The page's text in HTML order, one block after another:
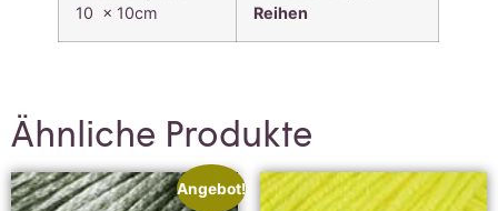
10 x 10cm
Reihen
Ähnliche Produkte
Angebot!